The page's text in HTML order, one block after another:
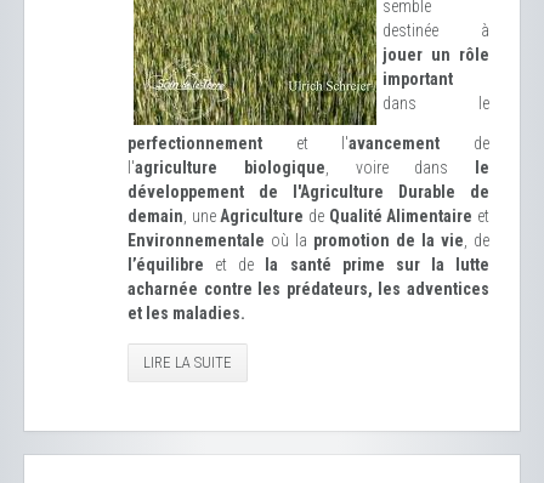
semble
destinée à
jouer un rôle
important
dans le
perfectionnement et l'avancement de
l'agriculture biologique , voire dans
le
développement de l'Agriculture Durable de
demain , une Agriculture de Qualité Alimentaire et
Environnementale où la promotion de la vie , de
l’équilibre et de
la santé prime sur la lutte
acharnée contre les prédateurs, les adventices
et les maladies.
LIRE LA SUITE